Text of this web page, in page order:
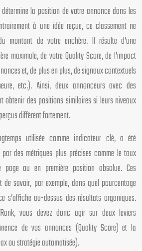
la position de votre annonce dans les
à une idée reçue, ce classement ne
montant de votre enchère. Il résulte d’une
maximale, de votre Quality Score, de l’impact
et, de plus en plus, de signaux contextuels
etc.). Ainsi, deux annonceurs avec des
obtenir des positions similaires si leurs niveaux
diffèrent fortement.
utilisée comme indicateur clé, a été
par des métriques plus précises comme le taux
page ou en première position absolue. Ces
savoir, par exemple, dans quel pourcentage
s’affiche au-dessus des résultats organiques.
vous devez donc agir sur deux leviers
de vos annonces (Quality Score) et la
ou stratégie automatisée).